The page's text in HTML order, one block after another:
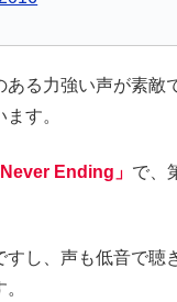
ある力強い声が素敵
す。
Ending」 で、
すし、声も低音で聴